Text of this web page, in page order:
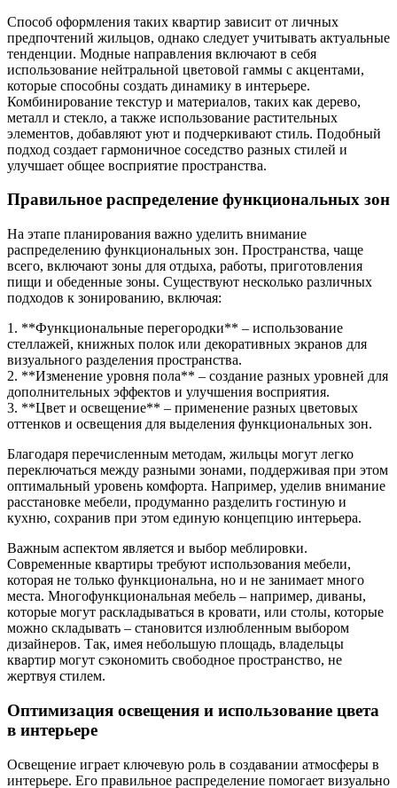
Способ оформления таких квартир зависит от личных
предпочтений жильцов, однако следует учитывать актуальные
тенденции. Модные направления включают в себя
использование нейтральной цветовой гаммы с акцентами,
которые способны создать динамику в интерьере.
Комбинирование текстур и материалов, таких как дерево,
металл и стекло, а также использование растительных
элементов, добавляют уют и подчеркивают стиль. Подобный
подход создает гармоничное соседство разных стилей и
улучшает общее восприятие пространства.
Правильное распределение функциональных зон
На этапе планирования важно уделить внимание
распределению функциональных зон. Пространства, чаще
всего, включают зоны для отдыха, работы, приготовления
пищи и обеденные зоны. Существуют несколько различных
подходов к зонированию, включая:
1. **Функциональные перегородки** – использование
стеллажей, книжных полок или декоративных экранов для
визуального разделения пространства.
2. **Изменение уровня пола** – создание разных уровней для
дополнительных эффектов и улучшения восприятия.
3. **Цвет и освещение** – применение разных цветовых
оттенков и освещения для выделения функциональных зон.
Благодаря перечисленным методам, жильцы могут легко
переключаться между разными зонами, поддерживая при этом
оптимальный уровень комфорта. Например, уделив внимание
расстановке мебели, продуманно разделить гостиную и
кухню, сохранив при этом единую концепцию интерьера.
Важным аспектом является и выбор меблировки.
Современные квартиры требуют использования мебели,
которая не только функциональна, но и не занимает много
места. Многофункциональная мебель – например, диваны,
которые могут раскладываться в кровати, или столы, которые
можно складывать – становится излюбленным выбором
дизайнеров. Так, имея небольшую площадь, владельцы
квартир могут сэкономить свободное пространство, не
жертвуя стилем.
Оптимизация освещения и использование цвета
в интерьере
Освещение играет ключевую роль в создавании атмосферы в
интерьере. Его правильное распределение помогает визуально